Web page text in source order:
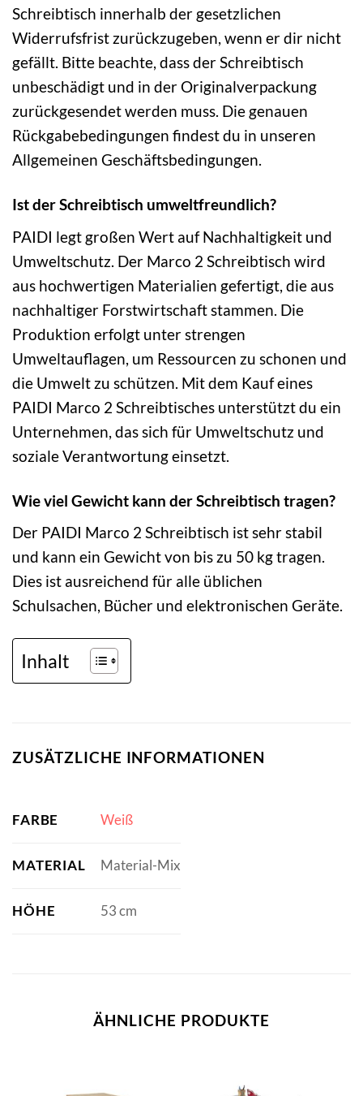
Schreibtisch innerhalb der gesetzlichen
Widerrufsfrist zurückzugeben, wenn er dir nicht
gefällt. Bitte beachte, dass der Schreibtisch
unbeschädigt und in der Originalverpackung
zurückgesendet werden muss. Die genauen
Rückgabebedingungen findest du in unseren
Allgemeinen Geschäftsbedingungen.
Ist der Schreibtisch umweltfreundlich?
PAIDI legt großen Wert auf Nachhaltigkeit und
Umweltschutz. Der Marco 2 Schreibtisch wird
aus hochwertigen Materialien gefertigt, die aus
nachhaltiger Forstwirtschaft stammen. Die
Produktion erfolgt unter strengen
Umweltauflagen, um Ressourcen zu schonen und
die Umwelt zu schützen. Mit dem Kauf eines
PAIDI Marco 2 Schreibtisches unterstützt du ein
Unternehmen, das sich für Umweltschutz und
soziale Verantwortung einsetzt.
Wie viel Gewicht kann der Schreibtisch tragen?
Der PAIDI Marco 2 Schreibtisch ist sehr stabil
und kann ein Gewicht von bis zu 50 kg tragen.
Dies ist ausreichend für alle üblichen
Schulsachen, Bücher und elektronischen Geräte.
Inhalt
ZUSÄTZLICHE INFORMATIONEN
FARBE Weiß
MATERIAL Material-Mix
HÖHE 53 cm
ÄHNLICHE PRODUKTE